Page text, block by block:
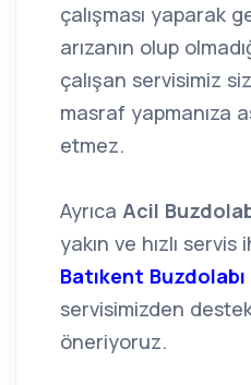
çalışması yaparak
arızanın olup
çalışan servisimiz
masraf yapmanıza
etmez.
Ayrıca Acil
yakın ve hızlı servis
Batıkent
servisimizden destek
öneriyoruz.